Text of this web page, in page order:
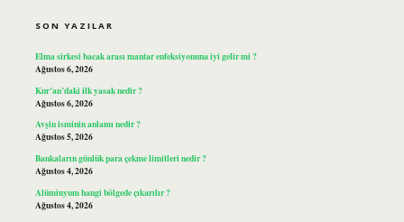
SON YAZILAR
Elma sirkesi bacak arası mantar enfeksiyonuna iyi gelir mi ?
Ağustos 6, 2026
Kur’an’daki ilk yasak nedir ?
Ağustos 6, 2026
Avşin isminin anlamı nedir ?
Ağustos 5, 2026
Bankaların günlük para çekme limitleri nedir ?
Ağustos 4, 2026
Alüminyum hangi bölgede çıkarılır ?
Ağustos 4, 2026